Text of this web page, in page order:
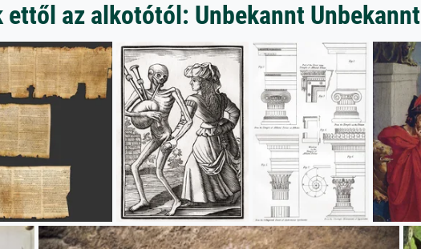
az alkotótól: Unbekannt Unbekannt